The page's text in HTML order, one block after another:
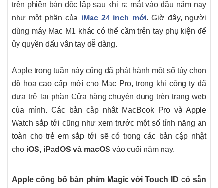
trên phiên bản độc lập sau khi ra mắt vào đầu năm nay
như một phần của iMac 24 inch mới. Giờ đây, người
dùng máy Mac M1 khác có thể cầm trên tay phụ kiện để
ủy quyền dấu vân tay dễ dàng.
Apple trong tuần này cũng đã phát hành một số tùy chọn
đồ họa cao cấp mới cho Mac Pro, trong khi công ty đã
đưa trở lại phần Cửa hàng chuyên dụng trên trang web
của mình. Các bản cập nhật MacBook Pro và Apple
Watch sắp tới cũng như xem trước một số tính năng an
toàn cho trẻ em sắp tới sẽ có trong các bản cập nhật
cho iOS, iPadOS và macOS vào cuối năm nay.
Apple công bố bàn phím Magic với Touch ID có sẵn